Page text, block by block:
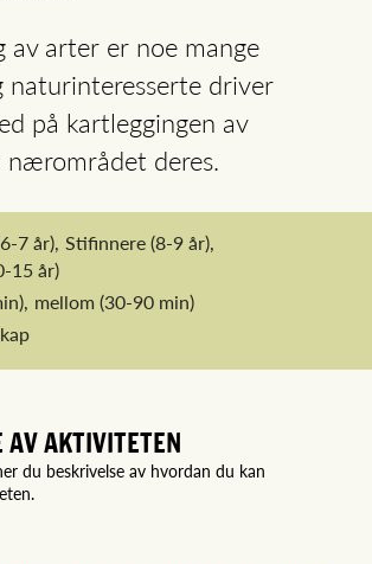
av arter er noe mange
naturinteresserte driver
på kartleggingen av
deres.
7 år), Stifinnere(8-9 år),
15 år)
mellom (30-90 min)
AV AKTIVITETEN
du beskrivelse av hvordan du kan